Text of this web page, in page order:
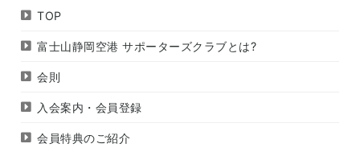
TOP
富士山静岡空港 サポーターズクラブとは?
会則
入会案内・会員登録
会員特典のご紹介